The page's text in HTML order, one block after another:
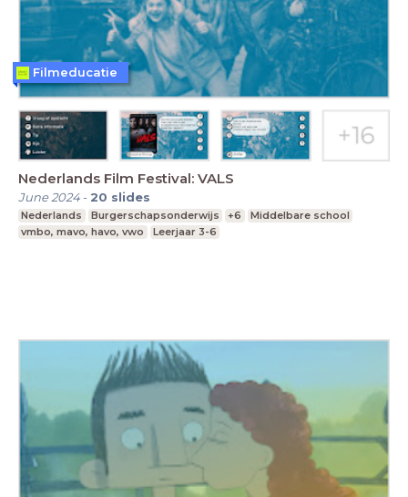
Nederlands Film Festival: VALS
June 2024- 20 slides
Nederlands Burgerschapsonderwijs +6
Middelbare school
vmbo, mavo, havo, vwo
Leerjaar 3-6
Filmeducatie